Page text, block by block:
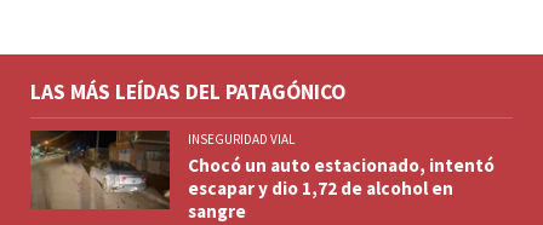
LAS MÁS LEÍDAS DEL PATAGÓNICO
INSEGURIDAD VIAL
Chocó un auto estacionado, intentó
escapar y dio 1,72 de alcohol en
sangre